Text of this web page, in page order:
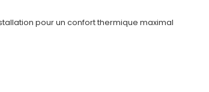
pour un confort thermique maximal